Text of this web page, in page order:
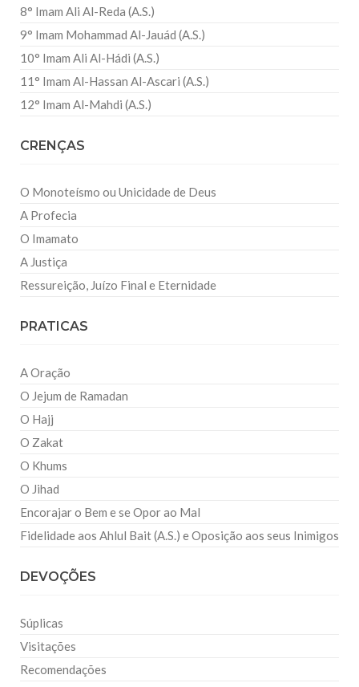
8° Imam Ali Al-Reda (A.S.)
9° Imam Mohammad Al-Jauád (A.S.)
10° Imam Ali Al-Hádi (A.S.)
11° Imam Al-Hassan Al-Ascari (A.S.)
12° Imam Al-Mahdi (A.S.)
CRENÇAS
O Monoteísmo ou Unicidade de Deus
A Profecia
O Imamato
A Justiça
Ressureição, Juízo Final e Eternidade
PRATICAS
A Oração
O Jejum de Ramadan
O Hajj
O Zakat
O Khums
O Jihad
Encorajar o Bem e se Opor ao Mal
Fidelidade aos Ahlul Bait (A.S.) e Oposição aos seus Inimigos
DEVOÇÕES
Súplicas
Visitações
Recomendações